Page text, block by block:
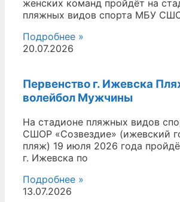
женских команд пройдёт на
пляжных видов спорта МБУ
Подробнее »
20.07.2026
Первенство г. Ижевска
волейбол Мужчины
На стадионе пляжных видов
СШОР «Созвездие» (ижевский
пляж) 19 июля 2026 года
г. Ижевска по
Подробнее »
13.07.2026